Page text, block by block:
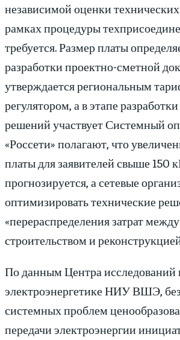
независимой оценки
рамках процедуры
требуется. Размер платы
разработки проектно-сметной
утверждается региональным
регулятором, а в этапе
решений участвует Системный
«Россети» полагают, что
платы для заявителей свыше 150
прогнозируется, а сетевые
оптимизировать технические
«перераспределения затрат
строительством и
По данным Центра исследований
электроэнергетике НИУ ВШЭ,
системных проблем
передачи электроэнергии